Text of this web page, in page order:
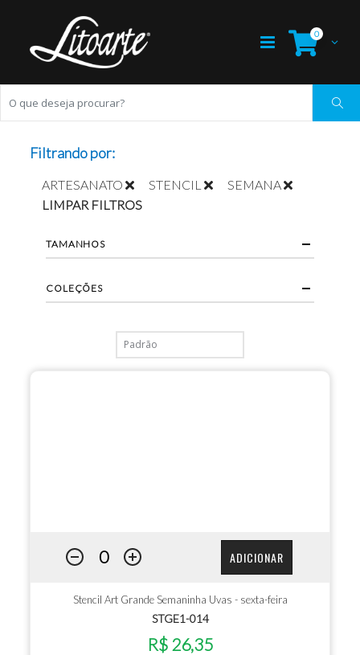
0
ADICIONAR
Stencil Art Grande Semaninha Uvas - sexta-feira
STGE1-014
R$ 26,35
Filtrando por:
ARTESANATO STENCIL
SEMANA
LIMPAR FILTROS
TAMANHOS
COLEÇÕES